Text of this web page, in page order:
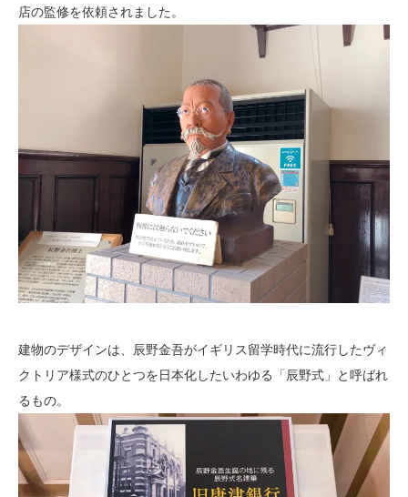
店の監修を依頼されました。
建物のデザインは、辰野金吾がイギリス留学時代に流行したヴィ
クトリア様式のひとつを日本化したいわゆる「辰野式」と呼ばれ
るもの。